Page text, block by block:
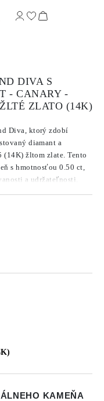
DIVA S
- CANARY -
ZLATO (14K)
Diva, ktorý zdobí
diamant a
(14K) žltom zlate. Tento
s hmotnosťou 0.50 ct,
a udržateľnosti.
KAMEŇA